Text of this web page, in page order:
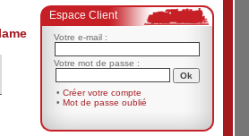
Espace Client
Votre e-mail :
Votre mot de passe :
• Créer votre compte
• Mot de passe oublié